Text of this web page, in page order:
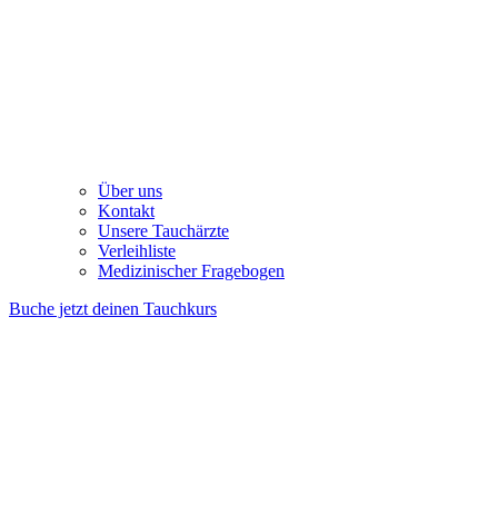
Über uns
Kontakt
Unsere Tauchärzte
Verleihliste
Medizinischer Fragebogen
Buche jetzt deinen Tauchkurs